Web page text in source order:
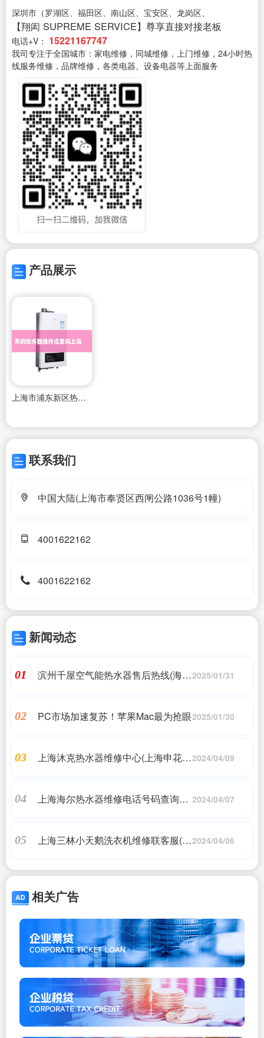
深圳市（罗湖区、福田区、南山区、宝安区、龙岗区、
【翔闳 SUPREME SERVICE】尊享直接对接老板
电话+V： 15221167747
我司专注于全国城市：家电维修，同城维修，上门维修，24小时热
线服务维修，品牌维修，各类电器、设备电器等上面服务
产品展示
上海市浦东新区热水器维修
联系我们
中国大陆(上海市奉贤区西闸公路1036号1幢)
4001622162
4001622162
新闻动态
01
滨州千屋空气能热水器售后热线(海尔2025/01/31
02 PC市场加速复苏！苹果Mac最为抢眼2025/01/30
03
上海沐克热水器维修中心(上海申花热2024/04/09
04
上海海尔热水器维修电话号码查询
2024/04/07
05
上海三林小天鹅洗衣机维修联客服(上2024/04/06
相关广告